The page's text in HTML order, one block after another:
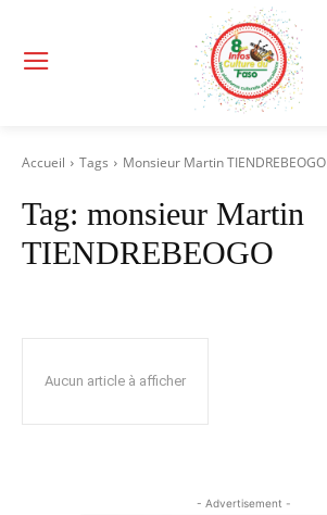
Accueil Tags Monsieur Martin TIENDREBEOGO
Tag: monsieur Martin
TIENDREBEOGO
Aucun article à afficher
- Advertisement -